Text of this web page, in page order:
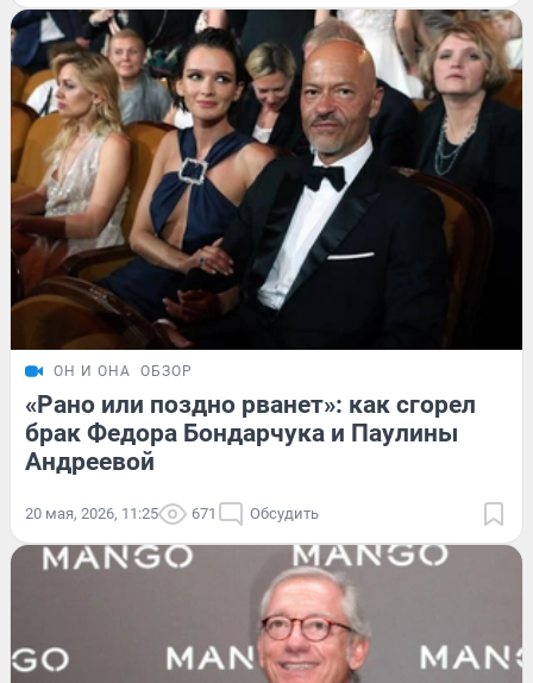
ОН И ОНА ОБЗОР
«Рано или поздно рванет»: как сгорел
брак Федора Бондарчука и Паулины
Андреевой
20 мая, 2026, 11:25 671 Обсудить